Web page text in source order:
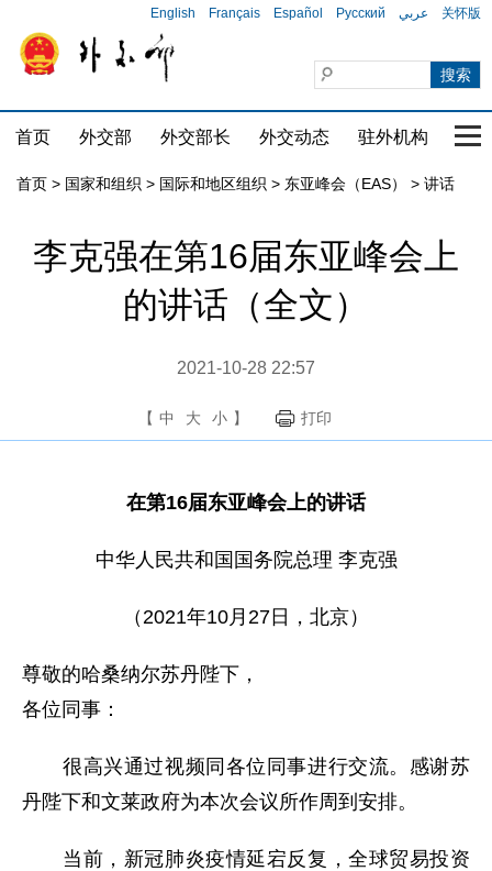
English Français Español Русский عربي 关怀版
首页 外交部 外交部长 外交动态 驻外机构 国
首页 > 国家和组织 > 国际和地区组织 > 东亚峰会（EAS） > 讲话
李克强在第16届东亚峰会上
的讲话（全文）
2021-10-28 22:57
【 中 大 小 】 打印
在第16届东亚峰会上的讲话
中华人民共和国国务院总理 李克强
（2021年10月27日，北京）
尊敬的哈桑纳尔苏丹陛下，
各位同事：
很高兴通过视频同各位同事进行交流。感谢苏
丹陛下和文莱政府为本次会议所作周到安排。
当前，新冠肺炎疫情延宕反复，全球贸易投资